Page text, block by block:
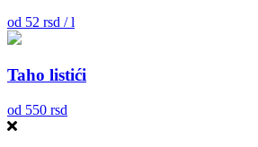
od 52 rsd / l
Taho listići
od 550 rsd